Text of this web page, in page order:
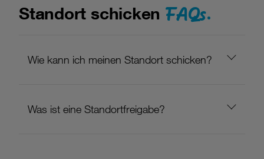
Standort schicken FAQs.
Wie kann ich meinen Standort schicken?
Was ist eine Standortfreigabe?